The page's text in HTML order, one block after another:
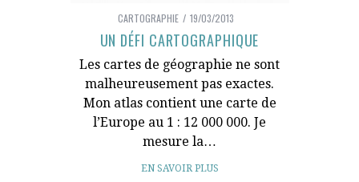
CARTOGRAPHIE 19/03/2013
UN DÉFI CARTOGRAPHIQUE
Les cartes de géographie ne sont
malheureusement pas exactes.
Mon atlas contient une carte de
l’Europe au 1 : 12 000 000. Je
mesure la…
EN SAVOIR PLUS